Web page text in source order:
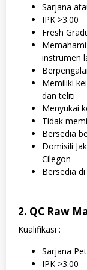
Sarjana
IPK >3.00
Fresh
instrumen
Memiliki
dan teliti
Menyukai
Tidak
Bersedia
Domisili
Cilegon
Bersedia
2. QC Raw
Kualifikasi :
Sarjana
IPK >3.00